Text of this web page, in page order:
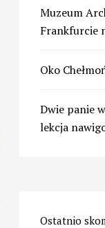
Muzeum
Frankfurcie
Oko
Dwie panie
lekcja
Ostatnio